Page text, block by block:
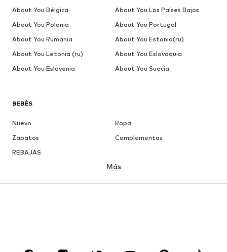
BEBÉS
Nuevo
Ropa
Zapatos
Complementos
REBAJAS
Más
About You Bélgica
About You Los Países Bajos
About You Polonia
About You Portugal
About You Rumania
About You Estonia(ru)
About You Letonia (ru)
About You Eslovaquia
About You Eslovenia
About You Suecia